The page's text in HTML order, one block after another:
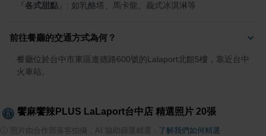
各式甜點 : 如乳酪塔、馬卡龍、義式冰淇淋等
前往餐廳的交通方式為何？
餐廳位於台中市東區進德路600號的Lalaport北館5樓，靠近台中
火車站。
饗麻饗辣PLUS LaLaport台中店 精選照片 20張
照片由合作部落客拍攝，AI 協助篩選精選 了解我們如何精選